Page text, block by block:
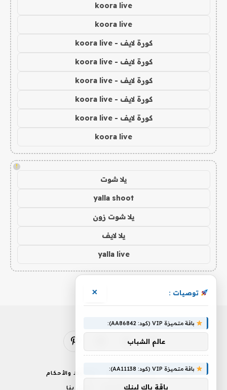
koora live
koora live
كورة لايف - koora live
كورة لايف - koora live
كورة لايف - koora live
كورة لايف - koora live
كورة لايف - koora live
koora live
!
يلا شوت
yalla shoot
يلا شوت زون
يلا لايف
yalla live
توصيات : ×
باقة متميزة VIP (كود: AA86842):
عالم الشباب
باقة متميزة VIP (كود: AA11138):
باقة باك لينك
فيسبوك
(Twitter)
الانستغرامبينتيريست
من نحن إخلاء المسؤولية الشروط والأحكام
سياسة الخصوصية اتصل بنا